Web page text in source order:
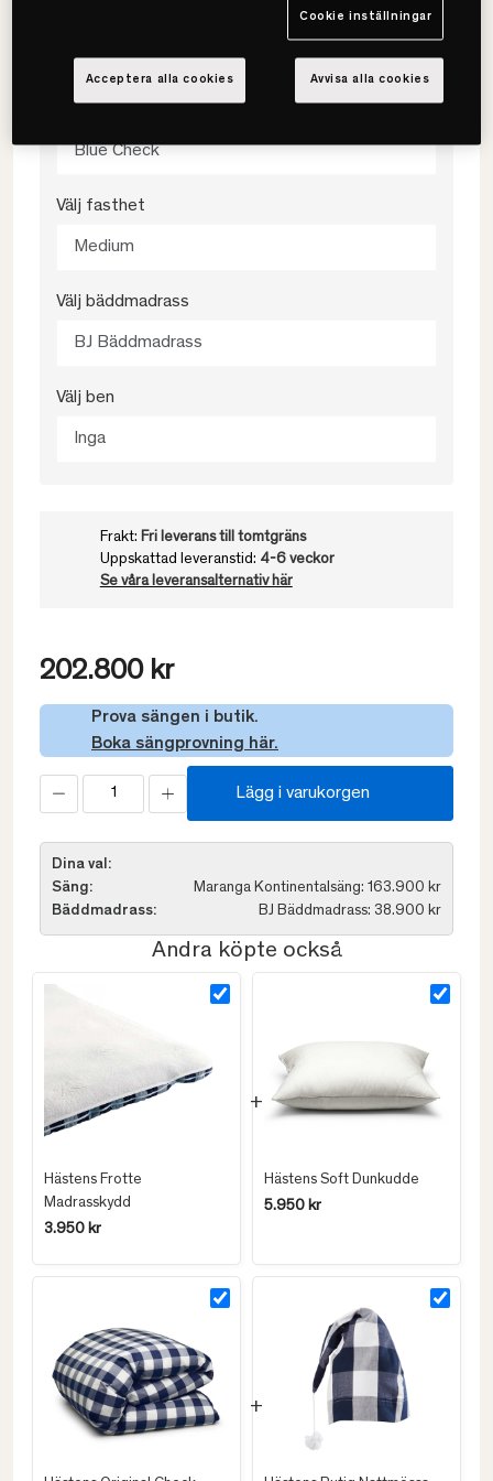
Blue Check
Välj fasthet
Medium
Välj bäddmadrass
BJ Bäddmadrass
Välj ben
Inga
Frakt: Fri leverans till tomtgräns
Uppskattad leveranstid: 4-6 veckor
Se våra leveransalternativ här
202.800 kr
Prova sängen i butik.
Boka sängprovning här.
Lägg i varukorgen
Dina val:
Säng:
Maranga Kontinentalsäng: 163.900 kr
Bäddmadrass:
BJ Bäddmadrass: 38.900 kr
Andra köpte också
Hästens Frotte
Madrasskydd
3.950 kr
Hästens Soft Dunkudde
5.950 kr
Cookie inställningar
Avvisa alla cookies
Acceptera alla cookies